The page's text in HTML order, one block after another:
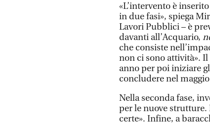
«L’intervento è
in due fasi», spiega
Lavori Pubblici – è
davanti all’Acquario,
che consiste
non ci sono attività».
anno per poi iniziare
concludere nel
Nella seconda fase,
per le nuove strutture.
certe». Infine, a